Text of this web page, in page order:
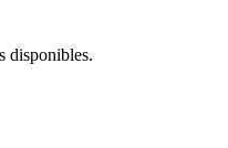
disponibles.